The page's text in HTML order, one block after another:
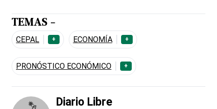
TEMAS -
CEPAL + ECONOMÍA +
PRONÓSTICO ECONÓMICO +
Diario Libre